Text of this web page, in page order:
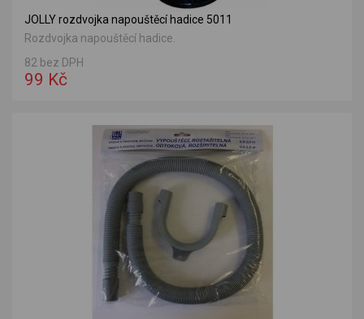
JOLLY rozdvojka napouštěcí hadice 5011
Rozdvojka napouštěcí hadice.
82 bez DPH
99 Kč